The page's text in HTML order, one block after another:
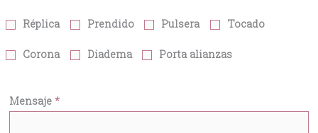
Réplica Prendido Pulsera Tocado
Corona Diadema Porta alianzas
Mensaje *